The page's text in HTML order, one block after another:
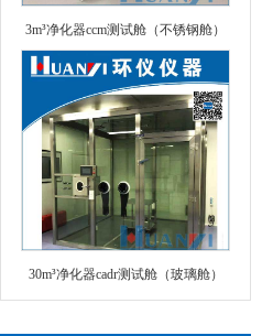
3m³净化器ccm测试舱（不锈钢舱）
30m³净化器cadr测试舱（玻璃舱）